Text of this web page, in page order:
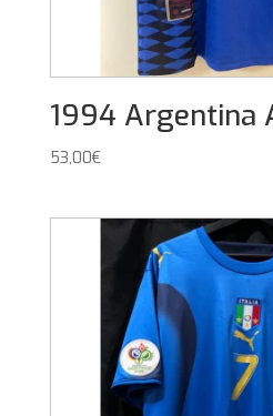
1994 Argentina
53,00€